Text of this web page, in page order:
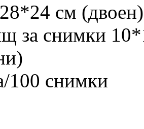
см (двоен)
за снимки
100 снимки